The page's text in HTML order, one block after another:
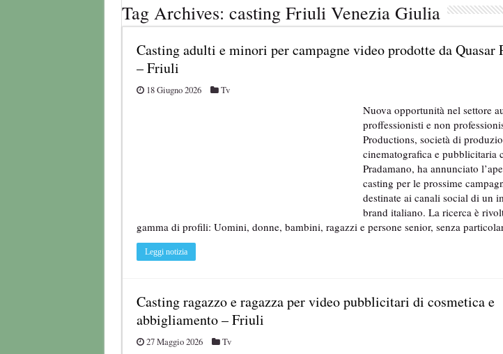
Casting Rai: Cercasi le nuove professoresse de L’Eredità, aperte le
Affari Tuoi 2026/27: riaperti i casting Rai per partecipare al
Tag Archives: casting Friuli Venezia Giulia
Casting adulti e minori per campagne video prodotte da Quasar
– Friuli
18 Giugno 2026 Tv
Nuova opportunità nel settore
proffessionisti e non
Productions, società di
cinematografica e pubblicitaria
Pradamano, ha annunciato
casting per le prossime
destinate ai canali social di un
brand italiano. La ricerca è
gamma di profili: Uomini, donne, bambini, ragazzi e persone senior, senza
Leggi notizia
Casting ragazzo e ragazza per video pubblicitari di cosmetica e
abbigliamento – Friuli
27 Maggio 2026 Tv